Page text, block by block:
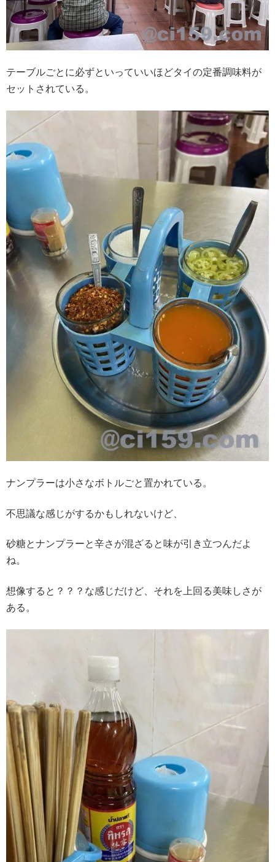
テーブルごとに必ずといっていいほどタイの定番調味料が
セットされている。
ナンプラーは小さなボトルごと置かれている。
不思議な感じがするかもしれないけど、
砂糖とナンプラーと辛さが混ざると味が引き立つんだよ
ね。
想像すると？？？な感じだけど、それを上回る美味しさが
ある。